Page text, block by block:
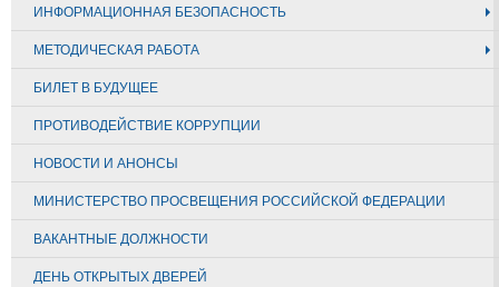
ИНФОРМАЦИОННАЯ БЕЗОПАСНОСТЬ
МЕТОДИЧЕСКАЯ РАБОТА
БИЛЕТ В БУДУЩЕЕ
ПРОТИВОДЕЙСТВИЕ КОРРУПЦИИ
НОВОСТИ И АНОНСЫ
МИНИСТЕРСТВО ПРОСВЕЩЕНИЯ РОССИЙСКОЙ ФЕДЕРАЦИИ
ВАКАНТНЫЕ ДОЛЖНОСТИ
ДЕНЬ ОТКРЫТЫХ ДВЕРЕЙ